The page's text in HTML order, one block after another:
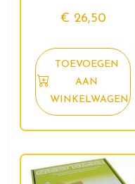
€ 26,50
TOEVOEGEN
AAN
WINKELWAGEN